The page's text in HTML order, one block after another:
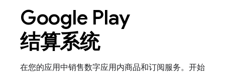
Google Play
结算系统
在您的应用中销售数字应用内商品和订阅服务。开始